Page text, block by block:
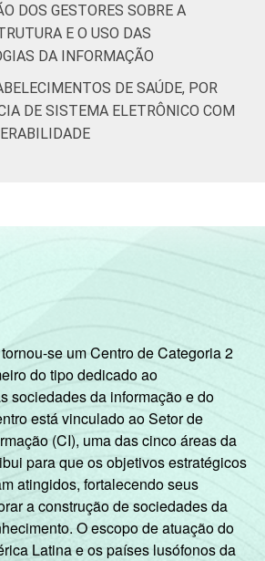
DOS GESTORES SOBRE A
E O USO DAS
DA INFORMAÇÃO
DE SAÚDE, POR
DE SISTEMA ELETRÔNICO COM
se um Centro de Categoria 2
do tipo dedicado ao
sociedades da informação e do
está vinculado ao Setor de
(CI), uma das cinco áreas da
para que os objetivos estratégicos
atingidos, fortalecendo seus
a construção de sociedades da
O escopo de atuação do
Latina e os países lusófonos da